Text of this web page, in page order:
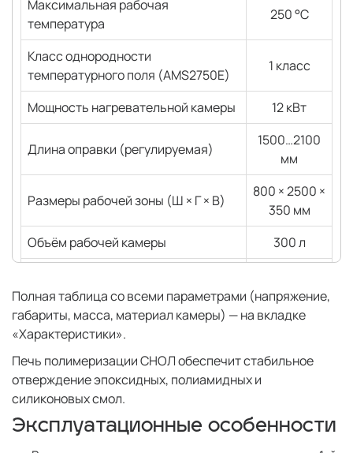
Максимальная рабочая
температура
250 °C
Класс однородности
температурного поля (AMS2750E)
1 класс
Мощность нагревательной камеры 12 кВт
Длина оправки (регулируемая)
1500…2100
мм
Размеры рабочей зоны (Ш × Г × В)
800 × 2500 ×
350 мм
Объём рабочей камеры
300 л
Полная таблица со всеми параметрами (напряжение,
габариты, масса, материал камеры) — на вкладке
«Характеристики».
Печь полимеризации СНОЛ обеспечит стабильное
отверждение эпоксидных, полиамидных и
силиконовых смол.
Эксплуатационные особенности